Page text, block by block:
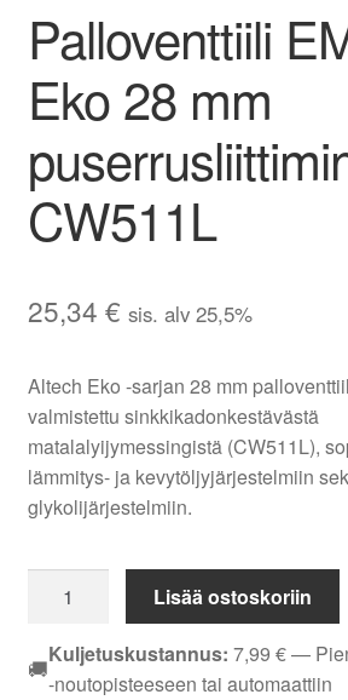
Palloventtiili
Eko 28 mm
CW511L
25,34 € sis. alv 25,5%
Altech Eko -sarjan 28 mm
valmistettu sinkkikadonkestävästä
matalalyijymessingistä (CW511L),
lämmitys- ja kevytöljyjärjestelmiin
glykolijärjestelmiin.
Altech
Eko
Lisää ostoskoriin
🚚Kuljetuskustannus: 7,99 €—
-noutopisteeseen tai automaattiin